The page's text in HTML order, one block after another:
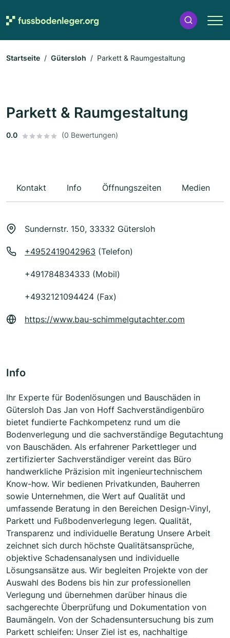
Startseite Gütersloh Parkett & Raumgestaltung
Parkett & Raumgestaltung
0.0 (0 Bewertungen)
Kontakt Info Öffnungszeiten Medien
Sundernstr. 150, 33332 Gütersloh
+4952419042963 (Telefon)
+491784834333 (Mobil)
+4932121094424 (Fax)
https://www.bau-schimmelgutachter.com
Info
Ihr Experte für Bodenlösungen und Bauschäden in
Gütersloh Das Jan von Hoff Sachverständigenbüro
bietet fundierte Fachkompetenz rund um die
Bodenverlegung und die sachverständige Begutachtung
von Bauschäden. Als erfahrener Parkettleger und
zertifizierter Sachverständiger vereint das Büro
handwerkliche Präzision mit ingenieurtechnischem
Know-how. Wir bedienen Privatkunden, Bauherren
sowie Unternehmen, die Wert auf Qualität und
umfassende Beratung in den Bereichen Design-Vinyl,
Parkett und Fußbodenverlegung legen. Qualität,
Transparenz und individuelle Beratung Unsere Arbeit
zeichnet sich durch höchste Qualitätsansprüche,
objektive Schadensanalysen und individuelle
Lösungsansätze aus. Wir begleiten Projekte von der
Auswahl des Bodens bis hin zur professionellen
Verlegung und übernehmen darüber hinaus die
sachgerechte Überprüfung und Dokumentation von
Baumängeln. Von der Schadensuntersuchung bis zum
Parkett schleifen: Unser Ziel ist es, nachhaltige